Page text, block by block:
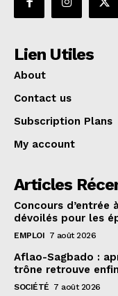
Lien Utiles
About
Contact us
Subscription Plans
My account
Articles
Concours d’entrée
dévoilés pour les
EMPLOI 7 août 2026
Aflao-Sagbado :
trône retrouve
SOCIÉTÉ 7 août 2026